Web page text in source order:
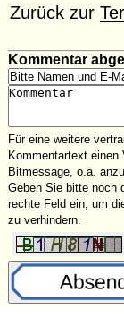
Zurück zur
Kommentar
Für eine weitere
Kommentartext einen
Bitmessage, o.ä.
Geben Sie bitte noch
rechte Feld ein, um
zu verhindern.